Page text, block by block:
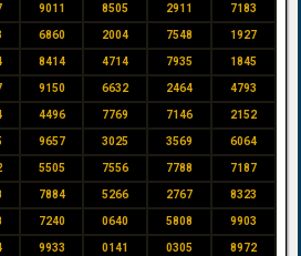
9011 8505 2911 7183
6860 2004 7548 1927
8414 4714 7935 1845
9150 6632 2464 4793
4496 7769 7146 2152
9657 3025 3569 6064
5505 7556 7788 7187
7884 5266 2767 8323
7240 0640 5808 9903
9933 0141 0305 8972